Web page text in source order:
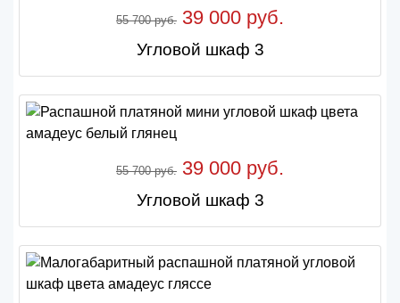
55 700 руб. 39 000 руб.
Угловой шкаф 3
55 700 руб. 39 000 руб.
Угловой шкаф 3